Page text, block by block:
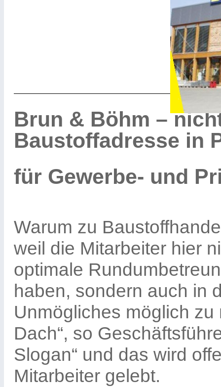
Brun & Böhm –
Baustoffadresse in
für Gewerbe- und
Warum zu
weil die Mitarbeiter hier
optimale
haben, sondern auch in
Unmögliches möglich zu
Dach“, so
Slogan“ und das wird
Mitarbeiter gelebt.